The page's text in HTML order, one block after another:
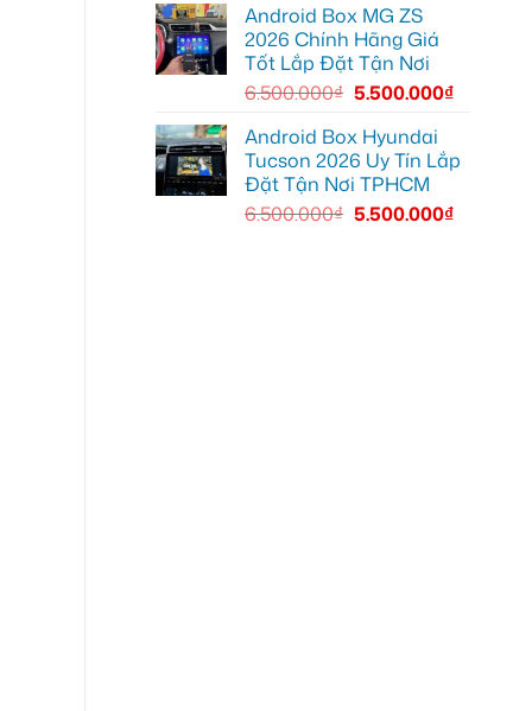
Android Box MG ZS
2026 Chính Hãng Giá
Tốt Lắp Đặt Tận Nơi
6.500.000₫ 5.500.000₫
Android Box Hyundai
Tucson 2026 Uy Tín Lắp
Đặt Tận Nơi TPHCM
6.500.000₫ 5.500.000₫